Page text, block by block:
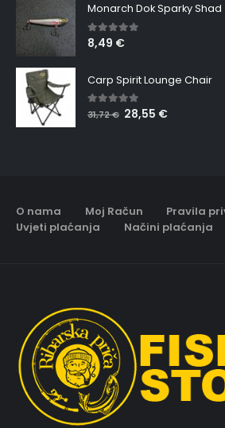
Monarch Dok Sparky Shad
5.00 out of 5
8,49 €
Carp Spirit Lounge Chair
5.00 out of 5
31,72€ 28,55 €
O nama Moj Račun
Pravila
Uvjeti plaćanja
Načini plaćanja